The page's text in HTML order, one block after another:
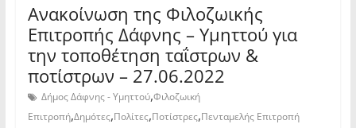
Ανακοίνωση της Φιλοζωικής
Επιτροπής Δάφνης – Υμηττού για
την τοποθέτηση ταΐστρων &
ποτίστρων – 27.06.2022
Δήμος Δάφνης - Υμηττού,Φιλοζωική
Επιτροπή,Δημότες,Πολίτες,Ποτίστρες,Πενταμελής Επιτροπή